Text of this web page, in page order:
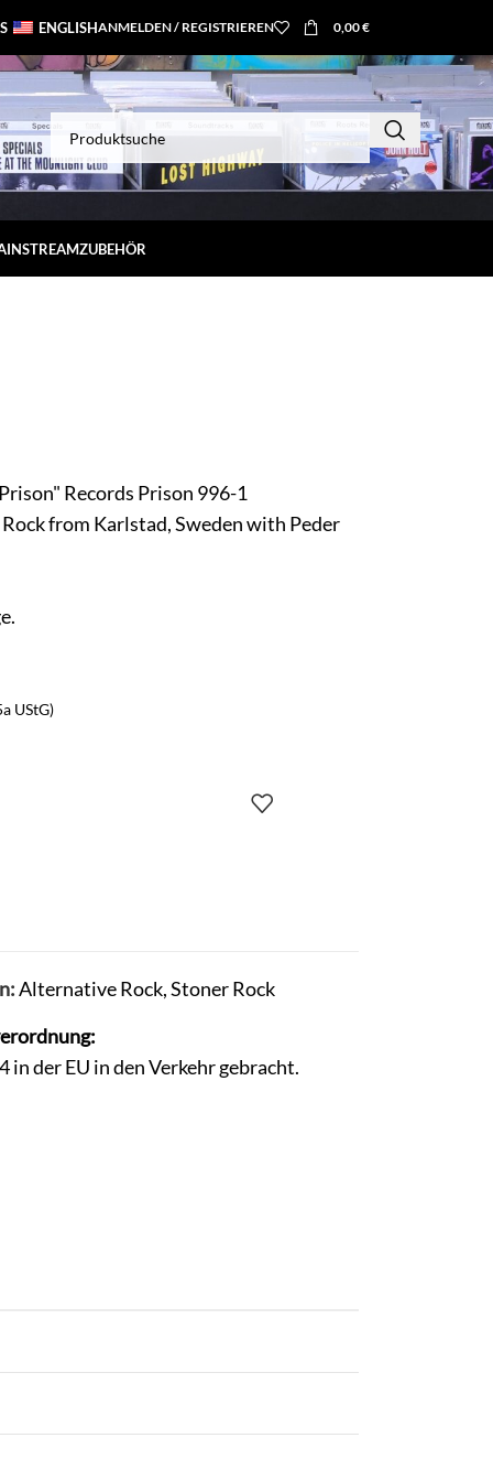
ENGLISHANMELDEN / REGISTRIEREN 0,00€
ZUBEHÖR
Records Prison 996-1
from Karlstad, Sweden with Peder
UStG)
Alternative Rock,Stoner Rock
der EU in den Verkehr gebracht.